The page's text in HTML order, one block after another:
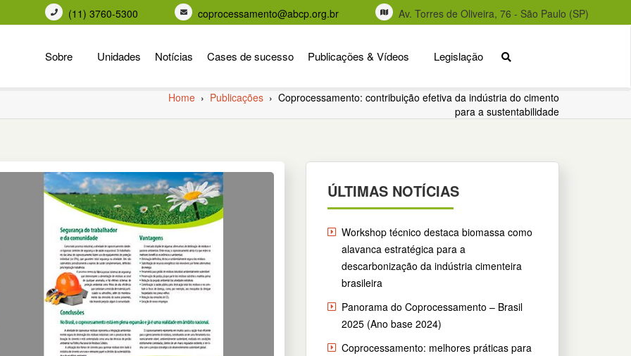
(11) 3760-5300 coprocessamento@abcp.org.br Av. Torres de Oliveira, 76 - São Paulo (SP)
Sobre Unidades Notícias Cases de sucesso Publicações & Vídeos Legislação
Home › Publicações › Coprocessamento: contribuição efetiva da indústria do cimento
para a sustentabilidade
ÚLTIMAS NOTÍCIAS
Workshop técnico destaca biomassa como
alavanca estratégica para a
descarbonização da indústria cimenteira
brasileira
Panorama do Coprocessamento – Brasil
2025 (Ano base 2024)
Coprocessamento: melhores práticas para